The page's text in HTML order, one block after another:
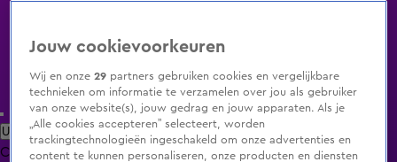
Uitzending Gemist Populaire programma's Zenders Genres
ClipsFilmsRadioSmart TV inlogShop
Jouw cookievoorkeuren
Wij en onze29 partners gebruiken cookies en vergelijkbare
technieken om informatie te verzamelen over jou als gebruiker
van onze website(s), jouw gedrag en jouw apparaten. Als je
„Alle cookies accepteren” selecteert, worden
trackingtechnologieën ingeschakeld om onze advertenties en
content te kunnen personaliseren, onze producten en diensten